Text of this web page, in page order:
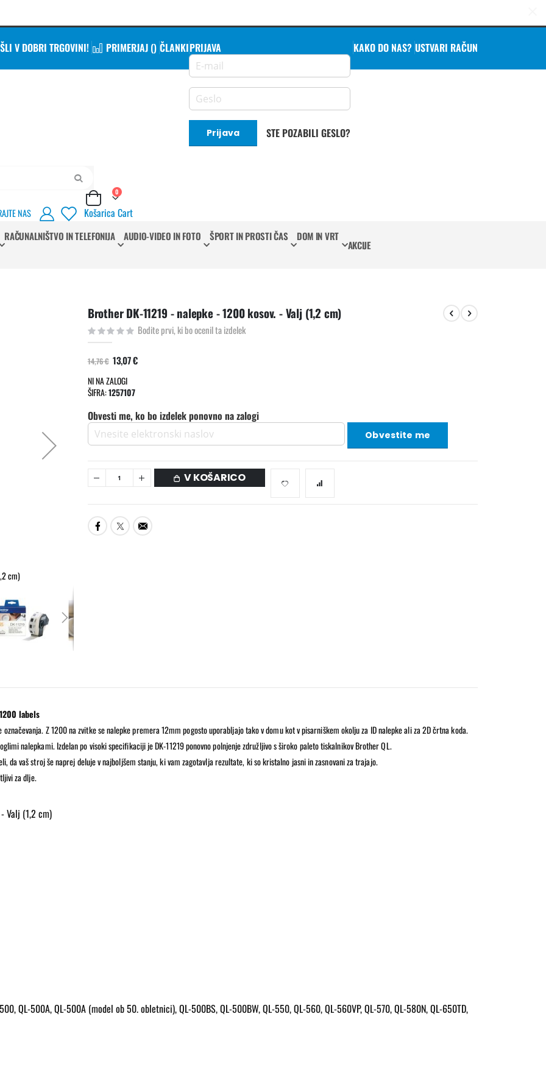
V DOBRI TRGOVINI!
PRIMERJAJ () ČLANKIPRIJAVA
Prijava STE POZABILI GESLO?
KAKO DO NAS? USTVARI RAČUN
NAS
Cart
0izdelki
Košarica Cart
RAČUNALNIŠTVO IN TELEFONIJA AUDIO-VIDEO IN FOTO ŠPORT IN PROSTI ČAS DOM IN VRT
AKCIJE
cm)
Brother DK-11219 - nalepke - 1200 kosov. - Valj (1,2 cm)
Bodite prvi, ki bo ocenil ta izdelek
14,76 € 13,07 €
NI NA ZALOGI
ŠIFRA 1257107
Obvesti me, ko bo izdelek ponovno na zalogi
Obvestite me
V KOŠARICO
labels
Z 1200 na zvitke se nalepke premera 12mm pogosto uporabljajo tako v domu kot v pisarniškem okolju za ID nalepke ali za 2D črtna koda.
nalepkami. Izdelan po visoki specifikaciji je DK-11219 ponovno polnjenje združljivo s široko paleto tiskalnikov Brother QL.
da vaš stroj še naprej deluje v najboljšem stanju, ki vam zagotavlja rezultate, ki so kristalno jasni in zasnovani za trajajo.
za dlje.
Valj (1,2 cm)
QL-500A, QL-500A (model ob 50. obletnici), QL-500BS, QL-500BW, QL-550, QL-560, QL-560VP, QL-570, QL-580N, QL-650TD,